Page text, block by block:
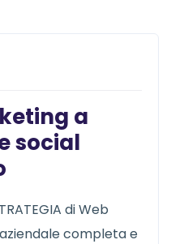
a
social
di Web
completa e